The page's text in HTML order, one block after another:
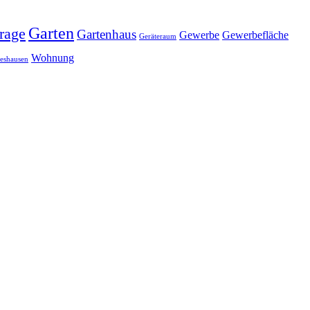
Garten Gartenhaus Geräteraum Gewerbe Gewerbefläche
Wohnung